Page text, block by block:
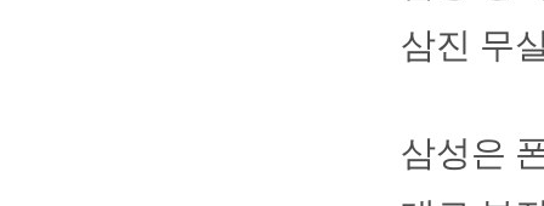
삼진 무
삼성은